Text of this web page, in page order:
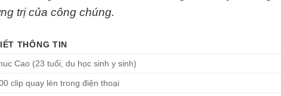
trị của công chúng.
THÔNG TIN
Cao (23 tuổi, du học sinh y sinh)
clip quay lén trong điện thoại